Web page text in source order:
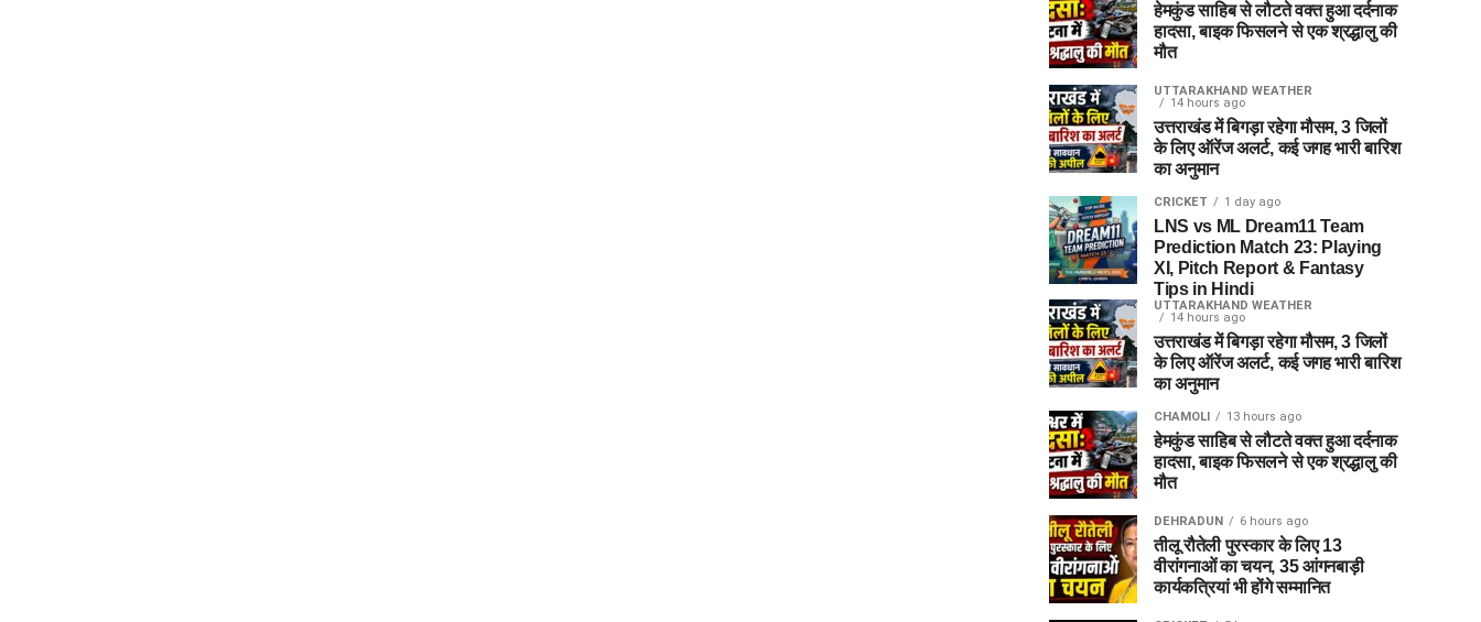
हेमकुंड साहिब से लौटते वक्त हुआ दर्दनाक
हादसा, बाइक फिसलने से एक श्रद्धालु की
मौत
UTTARAKHAND WEATHER
14 hours ago
उत्तराखंड में बिगड़ा रहेगा मौसम, 3 जिलों
के लिए ऑरेंज अलर्ट, कई जगह भारी बारिश
का अनुमान
CRICKET 1 day ago
LNS vs ML Dream11 Team
Prediction Match 23: Playing
XI, Pitch Report & Fantasy
Tips in Hindi
UTTARAKHAND WEATHER
14 hours ago
उत्तराखंड में बिगड़ा रहेगा मौसम, 3 जिलों
के लिए ऑरेंज अलर्ट, कई जगह भारी बारिश
का अनुमान
CHAMOLI 13 hours ago
हेमकुंड साहिब से लौटते वक्त हुआ दर्दनाक
हादसा, बाइक फिसलने से एक श्रद्धालु की
मौत
DEHRADUN 6 hours ago
तीलू रौतेली पुरस्कार के लिए 13
वीरांगनाओं का चयन, 35 आंगनबाड़ी
कार्यकत्रियां भी होंगे सम्मानित